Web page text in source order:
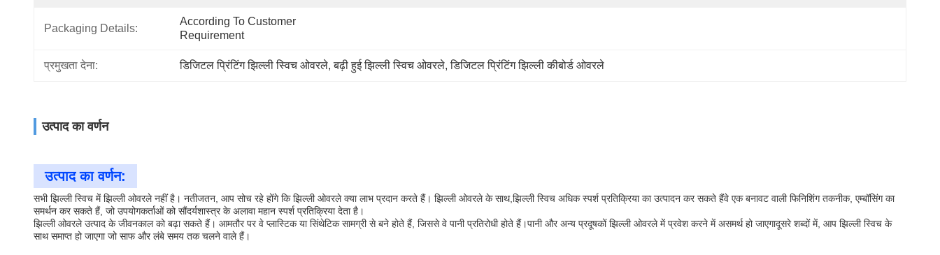
Packaging Details:
According To Customer
Requirement
प्रमुखता देना: डिजिटल प्रिंटिंग झिल्ली स्विच ओवरले, बढ़ी हुई झिल्ली स्विच ओवरले, डिजिटल प्रिंटिंग झिल्ली कीबोर्ड ओवरले
उत्पाद का वर्णन
उत्पाद का वर्णन:
सभी झिल्ली स्विच में झिल्ली ओवरले नहीं है। नतीजतन, आप सोच रहे होंगे कि झिल्ली ओवरले क्या लाभ प्रदान करते हैं। झिल्ली ओवरले के साथ,झिल्ली स्विच अधिक स्पर्श प्रतिक्रिया का उत्पादन कर सकते हैंवे एक बनावट वाली फिनिशिंग तकनीक, एम्बॉसिंग का
समर्थन कर सकते हैं, जो उपयोगकर्ताओं को सौंदर्यशास्त्र के अलावा महान स्पर्श प्रतिक्रिया देता है।
झिल्ली ओवरले उत्पाद के जीवनकाल को बढ़ा सकते हैं। आमतौर पर वे प्लास्टिक या सिंथेटिक सामग्री से बने होते हैं, जिससे वे पानी प्रतिरोधी होते हैं।पानी और अन्य प्रदूषकों झिल्ली ओवरले में प्रवेश करने में असमर्थ हो जाएगादूसरे शब्दों में, आप झिल्ली स्विच के
साथ समाप्त हो जाएगा जो साफ और लंबे समय तक चलने वाले हैं।